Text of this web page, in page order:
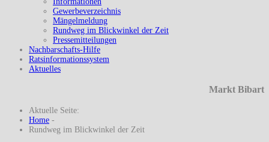
Gewerbeverzeichnis
Mängelmeldung
Rundweg im Blickwinkel der Zeit
Pressemitteilungen
Nachbarschafts-Hilfe
Ratsinformationssystem
Aktuelles
Markt Bibart
Aktuelle Seite:
Home -
Rundweg im Blickwinkel der Zeit